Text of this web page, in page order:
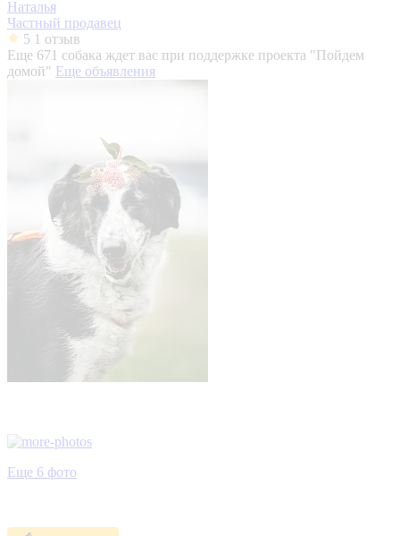
Наталья
Частный продавец
5 1 отзыв
Еще 671 собака ждет вас при поддержке проекта "Пойдем
домой" Еще объявления
Еще 6 фото